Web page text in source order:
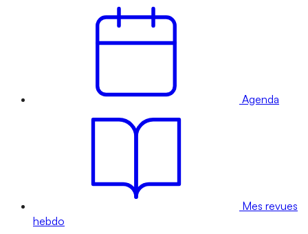
Agenda
Mes revues
hebdo